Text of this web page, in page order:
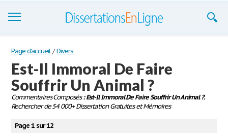
Dissertations
S'inscrire
Se connecter
Contactez-nous
Page d'accueil / Divers
Est-Il Immoral De Faire
Souffrir Un Animal ?
Commentaires Composés: Est-Il Immoral De Faire Souffrir Un Animal ?.
Rechercher de 54 000+ Dissertation Gratuites et Mémoires
Page 1 sur 12